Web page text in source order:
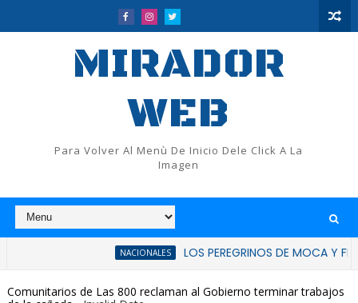
MIRADOR
WEB
Para Volver Al Menù De Inicio Dele Click A La
Imagen
LOS PEREGRINOS DE MOCA Y FLUP
Comunitarios de Las 800 reclaman al Gobierno terminar trabajos